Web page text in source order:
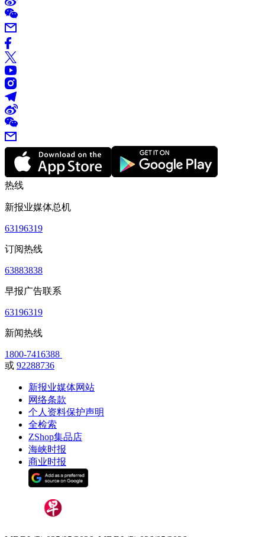
热线
新报业媒体总机
63196319
订阅热线
63883838
早报广告联系
63196319
新闻热线
1800-7416388
或 92288736
新报业媒体网站
网络条款
个人资料保护声明
全检索
ZShop集品店
海峡时报
商业时报